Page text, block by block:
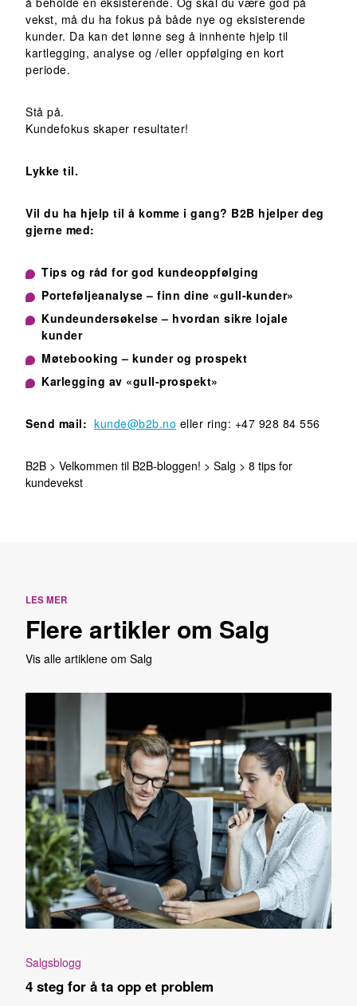
vekst, må du ha fokus på både nye og eksisterende
kunder. Da kan det lønne seg å innhente hjelp til
kartlegging, analyse og /eller oppfølging en kort
periode.
Stå på.
Kundefokus skaper resultater!
Lykke til.
Vil du ha hjelp til å komme i gang? B2B hjelper deg
gjerne med:
Tips og råd for god kundeoppfølging
Porteføljeanalyse – finn dine «gull-kunder»
Kundeundersøkelse – hvordan sikre lojale
kunder
Møtebooking – kunder og prospekt
Karlegging av «gull-prospekt»
Send mail: kunde@b2b.no eller ring: +47 928 84 556
B2B > Velkommen til B2B-bloggen! > Salg > 8 tips for
kundevekst
LES MER
Flere artikler om Salg
Vis alle artiklene om Salg
Salgsblogg
4 steg for å ta opp et problem